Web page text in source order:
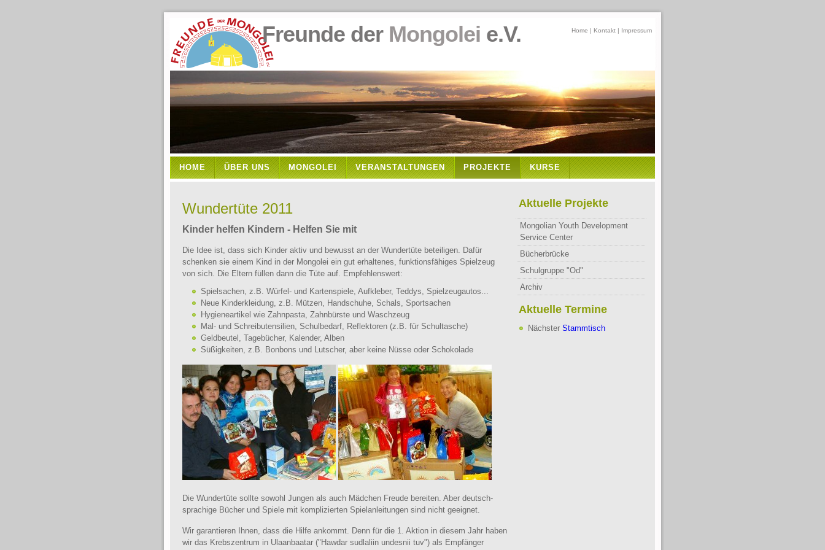
Freunde der Mongolei e.V. Home | Kontakt | Impressum
HOME ÜBER UNS MONGOLEI VERANSTALTUNGEN PROJEKTE KURSE
Wundertüte 2011
Kinder helfen Kindern - Helfen Sie mit
Die Idee ist, dass sich Kinder aktiv und bewusst an der Wundertüte beteiligen. Dafür
schenken sie einem Kind in der Mongolei ein gut erhaltenes, funktionsfähiges Spielzeug
von sich. Die Eltern füllen dann die Tüte auf. Empfehlenswert:
Spielsachen, z.B. Würfel- und Kartenspiele, Aufkleber, Teddys, Spielzeugautos...
Neue Kinderkleidung, z.B. Mützen, Handschuhe, Schals, Sportsachen
Hygieneartikel wie Zahnpasta, Zahnbürste und Waschzeug
Mal- und Schreibutensilien, Schulbedarf, Reflektoren (z.B. für Schultasche)
Geldbeutel, Tagebücher, Kalender, Alben
Süßigkeiten, z.B. Bonbons und Lutscher, aber keine Nüsse oder Schokolade
Die Wundertüte sollte sowohl Jungen als auch Mädchen Freude bereiten. Aber deutsch-
sprachige Bücher und Spiele mit komplizierten Spielanleitungen sind nicht geeignet.
Wir garantieren Ihnen, dass die Hilfe ankommt. Denn für die 1. Aktion in diesem Jahr haben
wir das Krebszentrum in Ulaanbaatar ("Hawdar sudlaliin undesnii tuv") als Empfänger
Aktuelle Projekte
Mongolian Youth Development
Service Center
Bücherbrücke
Schulgruppe "Od"
Archiv
Aktuelle Termine
Nächster Stammtisch